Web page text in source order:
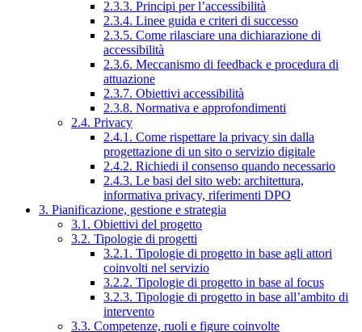
2.3.3. Principi per l’accessibilità
2.3.4. Linee guida e criteri di successo
2.3.5. Come rilasciare una dichiarazione di
accessibilità
2.3.6. Meccanismo di feedback e procedura di
attuazione
2.3.7. Obiettivi accessibilità
2.3.8. Normativa e approfondimenti
2.4. Privacy
2.4.1. Come rispettare la privacy sin dalla
progettazione di un sito o servizio digitale
2.4.2. Richiedi il consenso quando necessario
2.4.3. Le basi del sito web: architettura,
informativa privacy, riferimenti DPO
3. Pianificazione, gestione e strategia
3.1. Obiettivi del progetto
3.2. Tipologie di progetti
3.2.1. Tipologie di progetto in base agli attori
coinvolti nel servizio
3.2.2. Tipologie di progetto in base al focus
3.2.3. Tipologie di progetto in base all’ambito di
intervento
3.3. Competenze, ruoli e figure coinvolte